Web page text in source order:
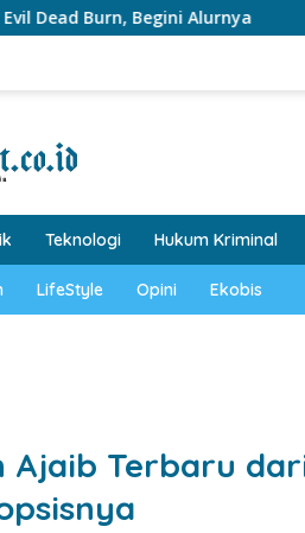
Begini Alurnya Daftar
Teknologi Hukum Kriminal
LifeStyle Opini Ekobis
Ajaib Terbaru